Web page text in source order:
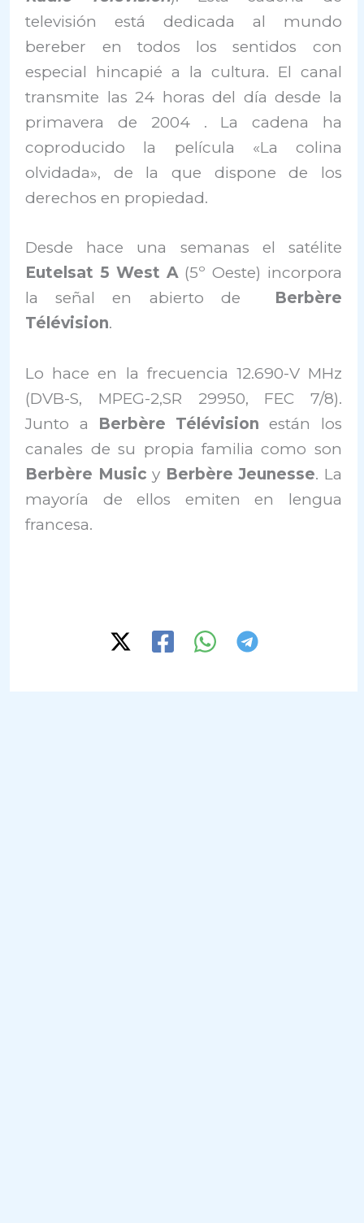
televisión está dedicada al mundo
bereber en todos los sentidos con
especial hincapié a la cultura. El canal
transmite las 24 horas del día desde la
primavera de 2004 . La cadena ha
coproducido la película «La colina
olvidada», de la que dispone de los
derechos en propiedad.
Desde hace una semanas el satélite
Eutelsat 5 West A(5º Oeste) incorpora
la señal en abierto de Berbère
Télévision.
Lo hace en la frecuencia 12.690-V MHz
(DVB-S, MPEG-2,SR 29950, FEC 7/8).
Junto a Berbère Télévisionestán los
canales de su propia familia como son
Berbère Music y Berbère Jeunesse. La
mayoría de ellos emiten en lengua
francesa.